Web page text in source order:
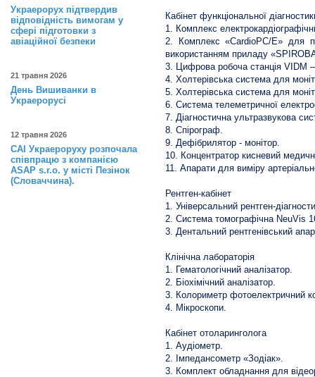
Украерорух підтвердив
відповідність вимогам у
сфері підготовки з
авіаційної безпеки
21 травня 2026
День Вишиванки в
Украерорусі
12 травня 2026
САІ Украероруху розпочала
співпрацю з компанією
ASAP s.r.o. у місті Пезінок
(Словаччина).
Кабінет функціональної
1. Комплекс
2. Комплекс «CardioPC/Е» для
використанням приладу
3. Цифрова робоча станція VIDM
4. Холтерівська система для
5. Холтерівська система для
6. Система телеметричної
7. Діагностична ультразвукова
8. Спірограф.
9. Дефібрилятор - монітор.
10. Концентратор кисневий
11. Апарати для виміру
Рентген-кабінет
1. Універсальний рентген-
2. Система томографічна NeuVis
3. Дентальний рентгенівський
Клінічна лабораторія
1. Гематологічний аналізатор.
2. Біохімічний аналізатор.
3. Колориметр фотоелектричний
4. Мікроскопи.
Кабінет отоларинголога
1. Аудіометр.
2. Імпедансометр «Зодіак».
3. Комплект обладнання для